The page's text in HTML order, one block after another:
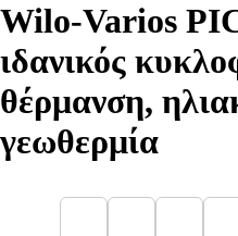
Wilo-Varios
ιδανικός
θέρμανση,
γεωθερμία